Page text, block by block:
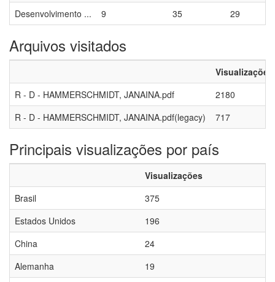
Desenvolvimento ...
9 35 29
Arquivos visitados
Visualizações
R - D - HAMMERSCHMIDT, JANAINA.pdf
2180
R - D - HAMMERSCHMIDT, JANAINA.pdf(legacy)
717
Principais visualizações por país
Visualizações
Brasil
375
Estados Unidos
196
China
24
Alemanha
19